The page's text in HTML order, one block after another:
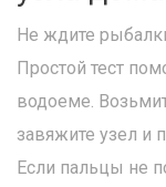
Не ждите
Простой тест
водоеме.
завяжите узел и
Если пальцы не